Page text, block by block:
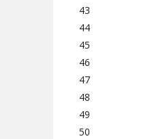
43
44
45
46
47
48
49
50